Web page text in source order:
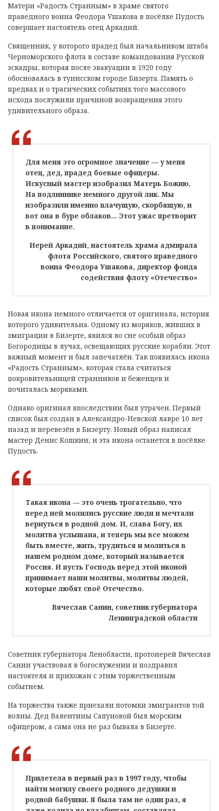
Матери «Радость Странным» в храме святого
праведного воина Феодора Ушакова в посёлке Пудость
совершает настоятель отец Аркадий.
Священник, у которого прадед был начальником штаба
Черноморского флота в составе командования Русской
эскадры, которая после эвакуации в 1920 году
обосновалась в тунисском городе Бизерта. Память о
предках и о трагических событиях того массового
исхода послужили причиной возвращения этого
удивительного образа.
Для меня это огромное значение — у меня
отец, дед, прадед боевые офицеры.
Искусный мастер изобразил Матерь Божию.
На подлиннике немного другой лик. Мы
изобразили именно плачущую, скорбящую, и
вот она в буре облаков... Этот ужас претворит
в понимание.
Иерей Аркадий, настоятель храма адмирала
флота Российского, святого праведного
воина Феодора Ушакова, директор фонда
содействия флоту «Отечество»
Новая икона немного отличается от оригинала, история
которого удивительна. Одному из моряков, живших в
эмиграции в Бизерте, явился во сне особый образ
Богородицы в лучах, освещающих русские корабли. Этот
важный момент и был запечатлён. Так появилась икона
«Радость Странным», которая стала считаться
покровительницей странников и беженцев и
почиталась моряками.
Однако оригинал впоследствии был утрачен. Первый
список был создан в Александро-Невской лавре 10 лет
назад и перевезён в Бизерту. Новый образ написал
мастер Денис Кошкин, и эта икона останется в посёлке
Пудость.
Такая икона — это очень трогательно, что
перед ней молились русские люди и мечтали
вернуться в родной дом. И, слава Богу, их
молитва услышана, и теперь мы все можем
быть вместе, жить, трудиться и молиться в
нашем родном доме, который называется
Россия. И пусть Господь перед этой иконой
принимает наши молитвы, молитвы людей,
которые любят своё Отечество.
Вячеслав Санин, советник губернатора
Ленинградской области
Советник губернатора Ленобласти, протоиерей Вячеслав
Санин участвовал в богослужении и поздравил
настоятеля и прихожан с этим торжественным
событием.
На торжества также приехали потомки эмигрантов той
волны. Дед Валентины Сапуновой был морским
офицером, а сама она не раз бывала в Бизерте.
Прилетела в первый раз в 1997 году, чтобы
найти могилу своего родного дедушки и
родной бабушки. Я была там не один раз, я